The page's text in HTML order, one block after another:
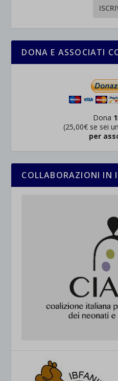
DONA E ASSOCIATI
Dona
(25,00€ se sei
per
COLLABORAZIONI IN